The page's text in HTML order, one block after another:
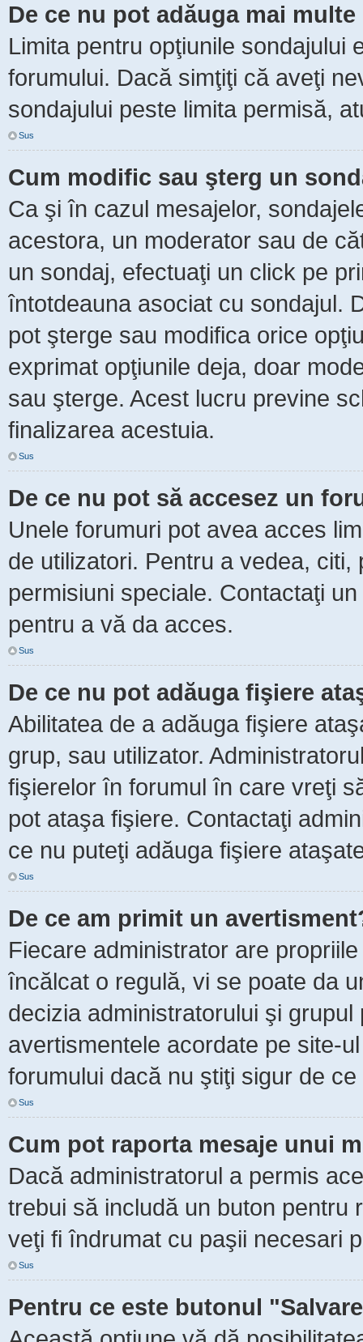
De ce nu pot adăuga mai
Limita pentru opţiunile sondajului
forumului. Dacă simţiţi că aveţi
sondajului peste limita permisă,
Sus
Cum modific sau şterg un
Ca şi în cazul mesajelor,
acestora, un moderator sau de
un sondaj, efectuaţi un click pe
întotdeauna asociat cu sondajul.
pot şterge sau modifica orice
exprimat opţiunile deja, doar
sau şterge. Acest lucru previne
finalizarea acestuia.
Sus
De ce nu pot să accesez un
Unele forumuri pot avea acces
de utilizatori. Pentru a vedea,
permisiuni speciale. Contactaţi
pentru a vă da acces.
Sus
De ce nu pot adăuga fişiere
Abilitatea de a adăuga fişiere
grup, sau utilizator.
fişierelor în forumul în care vreţi
pot ataşa fişiere. Contactaţi
ce nu puteţi adăuga fişiere
Sus
De ce am primit un
Fiecare administrator are
încălcat o regulă, vi se poate da
decizia administratorului şi
avertismentele acordate pe site-
forumului dacă nu ştiţi sigur de
Sus
Cum pot raporta mesaje unui
Dacă administratorul a permis
trebui să includă un buton pentru
veţi fi îndrumat cu paşii necesari
Sus
Pentru ce este butonul